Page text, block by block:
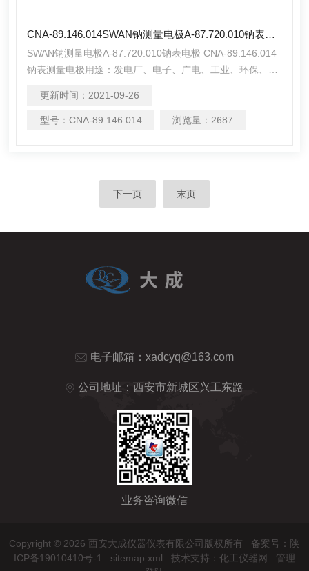
CNA-89.146.014SWAN钠测量电极A-87.720.010钠表电极
SWAN钠测量电极A-87.720.010钠表电极 CNA-89.146.014
钠表测量电极用途：发电厂、电子、广电、工业、环保、能
核电、燃机电站等）
更新时间： 2021-09-26
型号： CNA-89.146.014 浏览量： 2687
下一页 末页
电子邮箱： xadcyq@163.com
公司地址：西安市新城区兴工东路
业务咨询微信
Copyright © 2026 西安大成仪器仪表有限公司版权所有 备案号：陕
ICP备19010410号-1
sitemap.xml 技术支持： 化工仪器网
管理